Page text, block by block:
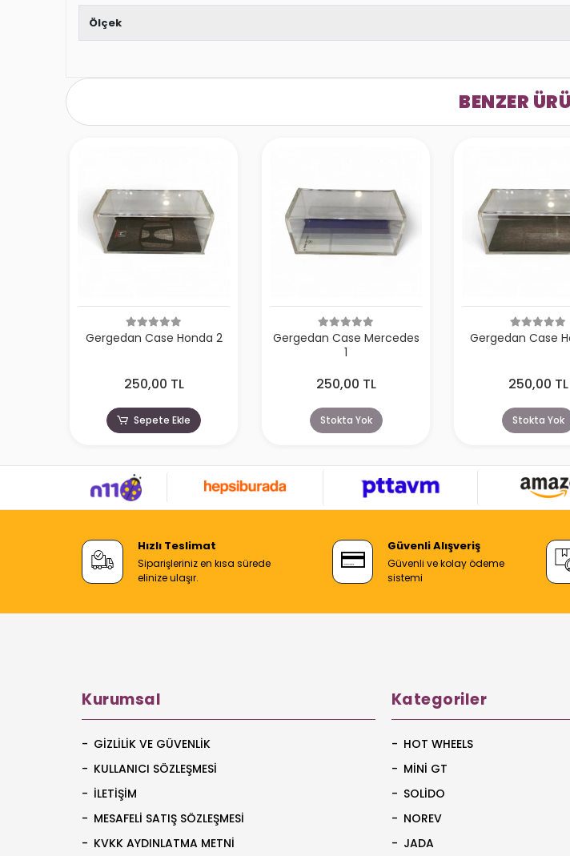
Ölçek
BENZER
Gergedan Case Honda 2
250,00 TL
Sepete Ekle
Gergedan Case Mercedes
1
250,00 TL
Stokta Yok
Gergedan Case
250,00 TL
Stokta Yok
Hızlı Teslimat
Siparişleriniz en kısa sürede
elinize ulaşır.
Güvenli Alışveriş
Güvenli ve kolay ödeme
sistemi
Kurumsal
GIZLILIK VE GÜVENLIK
KULLANICI SÖZLEŞMESI
İLETIŞIM
MESAFELI SATIŞ SÖZLEŞMESI
KVKK AYDINLATMA METNI
Kategoriler
HOT WHEELS
MİNİ GT
SOLİDO
NOREV
JADA